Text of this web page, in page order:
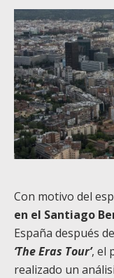
Con motivo del
en el Santiago
España después
‘The Eras Tour’, el
realizado un